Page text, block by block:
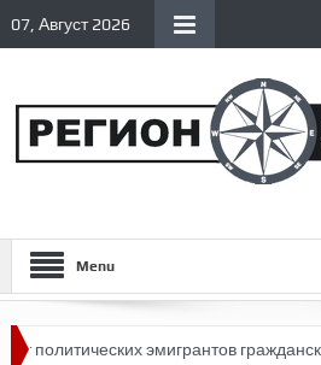
07, Август 2026
Menu
эмигрантов гражданских прав